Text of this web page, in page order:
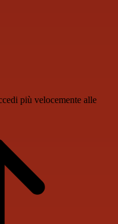
più velocemente alle